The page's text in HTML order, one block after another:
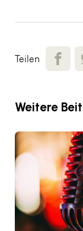
Teilen
Weitere